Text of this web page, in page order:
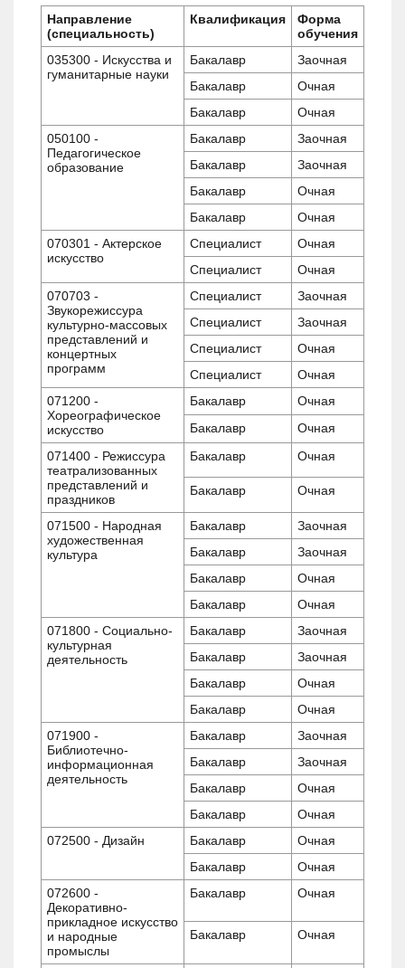
Направление
(специальность)
Квалификация
Форма
обучения
035300 - Искусства и
гуманитарные науки
Бакалавр
Заочная
Бакалавр
Очная
Бакалавр
Очная
050100 -
Педагогическое
образование
Бакалавр
Заочная
Бакалавр
Заочная
Бакалавр
Очная
Бакалавр
Очная
070301 - Актерское
искусство
Специалист
Очная
Специалист
Очная
070703 -
Звукорежиссура
культурно-массовых
представлений и
концертных
программ
Специалист
Заочная
Специалист
Заочная
Специалист
Очная
Специалист
Очная
071200 -
Хореографическое
искусство
Бакалавр
Очная
Бакалавр
Очная
071400 - Режиссура
театрализованных
представлений и
праздников
Бакалавр Очная
Бакалавр Очная
071500 - Народная
художественная
культура
Бакалавр
Заочная
Бакалавр
Заочная
Бакалавр
Очная
Бакалавр
Очная
071800 - Социально-
культурная
деятельность
Бакалавр
Заочная
Бакалавр
Заочная
Бакалавр
Очная
Бакалавр
Очная
071900 -
Библиотечно-
информационная
деятельность
Бакалавр
Заочная
Бакалавр
Заочная
Бакалавр
Очная
Бакалавр
Очная
072500 - Дизайн
Бакалавр
Очная
Бакалавр
Очная
072600 -
Декоративно-
прикладное искусство
и народные
промыслы
Бакалавр Очная
Бакалавр Очная